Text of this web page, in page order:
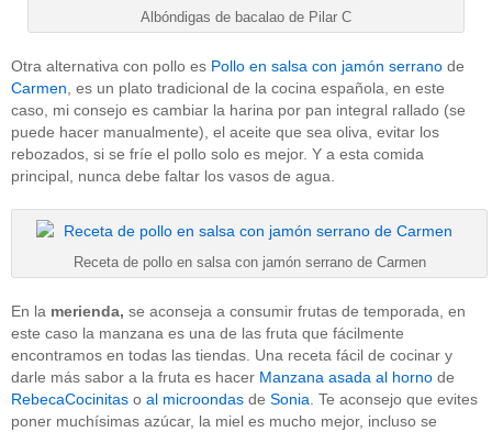
Albóndigas de bacalao de Pilar C
Otra alternativa con pollo es Pollo en salsa con jamón serrano de
Carmen , es un plato tradicional de la cocina española, en este
caso, mi consejo es cambiar la harina por pan integral rallado (se
puede hacer manualmente), el aceite que sea oliva, evitar los
rebozados, si se fríe el pollo solo es mejor. Y a esta comida
principal, nunca debe faltar los vasos de agua.
Receta de pollo en salsa con jamón serrano de Carmen
En la merienda, se aconseja a consumir frutas de temporada, en
este caso la manzana es una de las fruta que fácilmente
encontramos en todas las tiendas. Una receta fácil de cocinar y
darle más sabor a la fruta es hacer Manzana asada al horno de
RebecaCocinitas o al microondas de Sonia . Te aconsejo que evites
poner muchísimas azúcar, la miel es mucho mejor, incluso se